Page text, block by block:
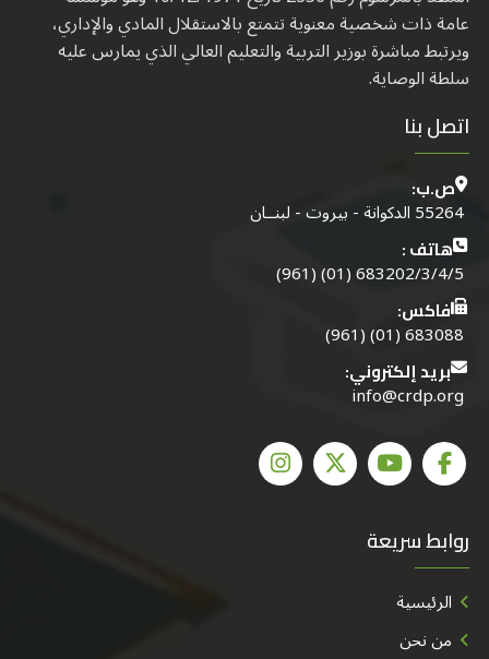
عامة ذات شخصية معنوية تتمتع بالاستقلال المادي والإداري،
ويرتبط مباشرة بوزير التربية والتعليم العالي الذي يمارس عليه
سلطة الوصاية.
اتصل بنا
ص.ب:
55264 الدكوانة - بيروت - لبنــان
هاتف :
683202/3/4/5 (01) (961)
فاكس:
683088 (01) (961)
بريد إلكتروني:
info@crdp.org
روابط سريعة
الرئيسية
من نحن